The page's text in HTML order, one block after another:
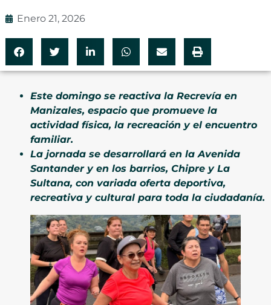
Enero 21, 2026
Este domingo se reactiva la Recrevía en
Manizales, espacio que promueve la
actividad física, la recreación y el encuentro
familiar.
La jornada se desarrollará en la Avenida
Santander y en los barrios, Chipre y La
Sultana, con variada oferta deportiva,
recreativa y cultural para toda la ciudadanía.